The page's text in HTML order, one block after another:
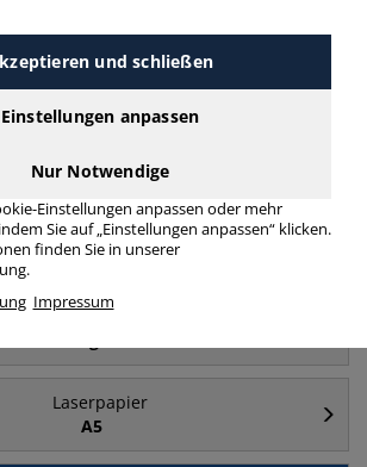
Häufig gesucht
A4
Laserpapier
A4 - 500 Blatt
Laserpapier
Laserpapier
A5
und schließen
Einstellungen anpassen
Nur Notwendige
Einstellungen anpassen oder mehr
Sie auf „Einstellungen anpassen“ klicken.
finden Sie in unserer
Impressum